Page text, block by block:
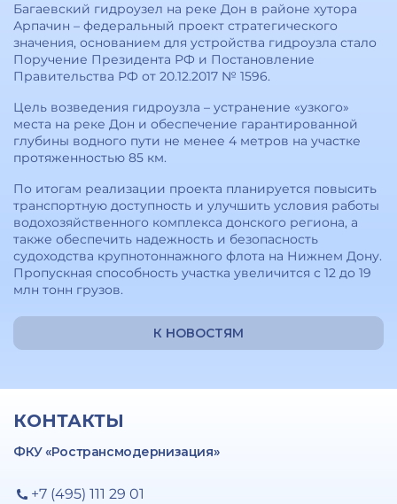
Багаевский гидроузел на реке Дон в районе хутора
Арпачин – федеральный проект стратегического
значения, основанием для устройства гидроузла стало
Поручение Президента РФ и Постановление
Правительства РФ от 20.12.2017 № 1596.
Цель возведения гидроузла – устранение «узкого»
места на реке Дон и обеспечение гарантированной
глубины водного пути не менее 4 метров на участке
протяженностью 85 км.
По итогам реализации проекта планируется повысить
транспортную доступность и улучшить условия работы
водохозяйственного комплекса донского региона, а
также обеспечить надежность и безопасность
судоходства крупнотоннажного флота на Нижнем Дону.
Пропускная способность участка увеличится с 12 до 19
млн тонн грузов.
К НОВОСТЯМ
КОНТАКТЫ
ФКУ «Ространсмодернизация»
+7 (495) 111 29 01